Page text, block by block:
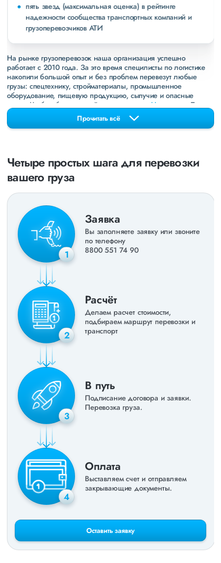
пять звезд (максимальная оценка) в рейтинге
надежности сообщества транспортных компаний и
грузоперевозчиков АТИ
На рынке грузоперевозок наша организация успешно
работает с 2010 года. За это время специлисты по логистике
накопили большой опыт и без проблем перевезут любые
грузы: спецтехнику, стройматериалы, промышленное
оборудование, пищевую продукцию, сыпучие и опасные
грузы. Чтобы убедиться зайдите в раздел
«Наш опыт»
. Там
свежие примеры перевозок, которые обновляются несколько
раз в неделю. Также недавно мы запустили новые
направления вДНРиЛНР. Предоставляем все стандартные
экспедирование. За каждым клиентом закреплен менеджер,
который сообщит о текущем статусе вашего груза. Чтобы
получить коммерческое предложение заполните форму на
РФ).
Прочитать всё
Четыре простых шага для перевозки
вашего груза
1
Заявка
Вы заполняете заявку или звоните
по телефону
8800 551 74 90
2
Расчёт
Делаем расчет стоимости,
подбираем маршрут перевозки и
транспорт
3
В путь
Подписание договора и заявки.
Перевозка груза.
4
Оплата
Выставляем счет и отправляем
закрывающие документы.
Оставить заявку